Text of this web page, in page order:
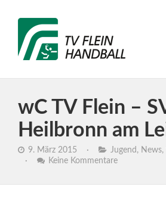
wC TV Flein –
Heilbronn am
9. März 2015 · Jugend , News,
·
Keine Kommentare